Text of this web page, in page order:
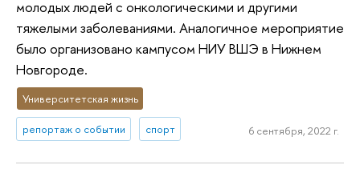
молодых людей с онкологическими и другими
тяжелыми заболеваниями. Аналогичное мероприятие
было организовано кампусом НИУ ВШЭ в Нижнем
Новгороде.
Университетская жизнь
репортаж о событии спорт 6 сентября, 2022 г.